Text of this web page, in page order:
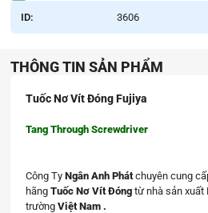
ID: 3606
THÔNG TIN SẢN PHẨM
Tuốc Nơ Vít Đóng Fujiya
Tang Through Screwdriver
Công Ty Ngân Anh Phátchuyên cung
hãng Tuốc Nơ Vít Đóng từ nhà sản xuất
trường Việt Nam .